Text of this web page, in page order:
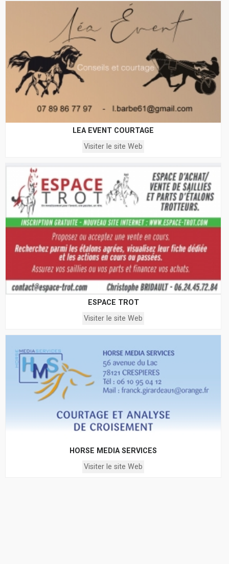
LEA EVENT COURTAGE
Visiter le site Web
ESPACE TROT
Visiter le site Web
HORSE MEDIA SERVICES
Visiter le site Web